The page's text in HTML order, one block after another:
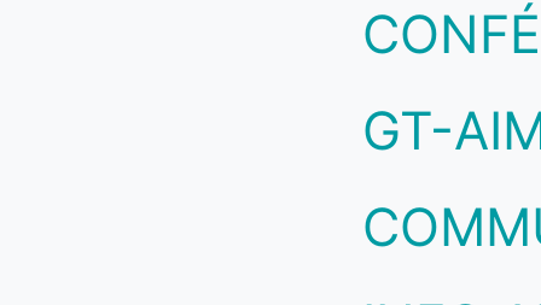
GT-